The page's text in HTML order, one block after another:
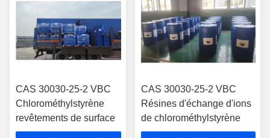
CAS 30030-25-2 VBC
Chlorométhylstyrène
revêtements de surface
CAS 30030-25-2 VBC
Résines d'échange d'ions
de chlorométhylstyrène